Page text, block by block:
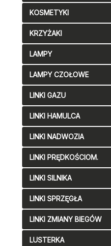
KOSMETYKI
KRZYŻAKI
LAMPY
LAMPY CZOŁOWE
LINKI GAZU
LINKI HAMULCA
LINKI NADWOZIA
LINKI PRĘDKOŚCIOM.
LINKI SILNIKA
LINKI SPRZĘGŁA
LINKI ZMIANY BIEGÓW
LUSTERKA